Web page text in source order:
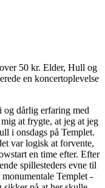
50 kr. Elder, Hull og
en koncertoplevelse
og dårlig erfaring med
at frygte, at jeg at jeg
i onsdags på Templet.
var logisk at forvente,
en time efter. Efter
spillesteders evne til
Templet -